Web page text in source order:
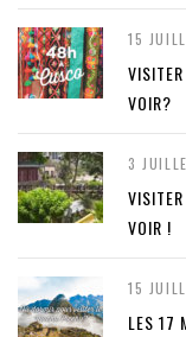
15
VOIR?
3
VOIR !
15
LES 17